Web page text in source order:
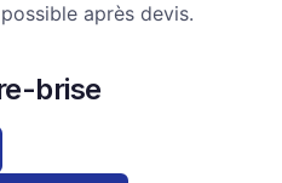
après devis.
brise